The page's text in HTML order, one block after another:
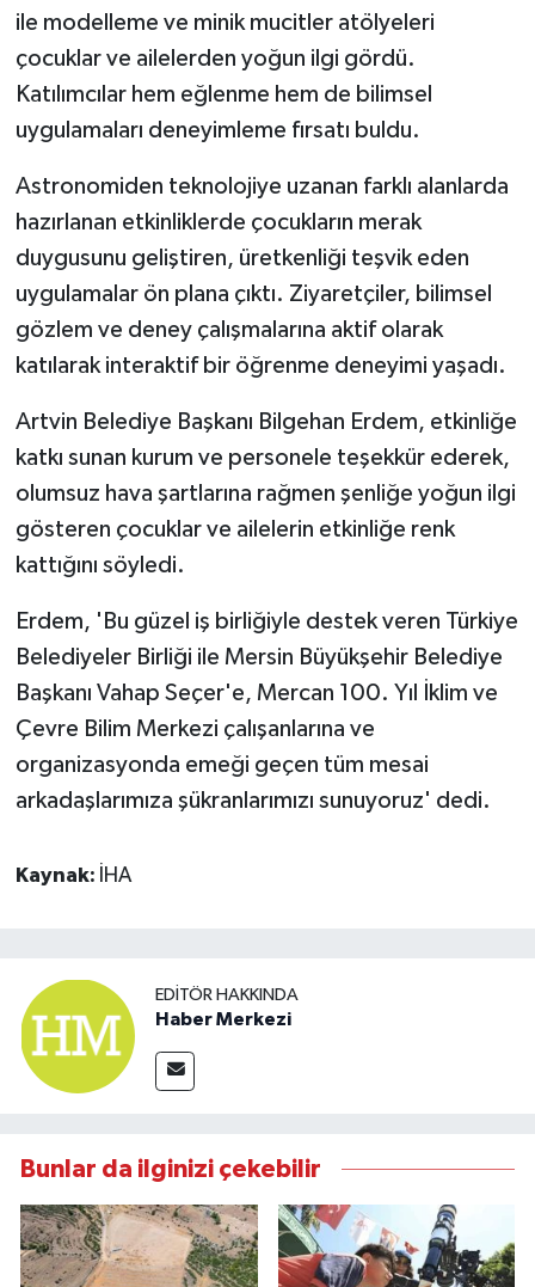
ile modelleme ve minik mucitler atölyeleri
çocuklar ve ailelerden yoğun ilgi gördü.
Katılımcılar hem eğlenme hem de bilimsel
uygulamaları deneyimleme fırsatı buldu.
Astronomiden teknolojiye uzanan farklı alanlarda
hazırlanan etkinliklerde çocukların merak
duygusunu geliştiren, üretkenliği teşvik eden
uygulamalar ön plana çıktı. Ziyaretçiler, bilimsel
gözlem ve deney çalışmalarına aktif olarak
katılarak interaktif bir öğrenme deneyimi yaşadı.
Artvin Belediye Başkanı Bilgehan Erdem, etkinliğe
katkı sunan kurum ve personele teşekkür ederek,
olumsuz hava şartlarına rağmen şenliğe yoğun ilgi
gösteren çocuklar ve ailelerin etkinliğe renk
kattığını söyledi.
Erdem, 'Bu güzel iş birliğiyle destek veren Türkiye
Belediyeler Birliği ile Mersin Büyükşehir Belediye
Başkanı Vahap Seçer'e, Mercan 100. Yıl İklim ve
Çevre Bilim Merkezi çalışanlarına ve
organizasyonda emeği geçen tüm mesai
arkadaşlarımıza şükranlarımızı sunuyoruz' dedi.
Kaynak: İHA
EDITÖR HAKKINDA
Haber Merkezi
Bunlar da ilginizi çekebilir